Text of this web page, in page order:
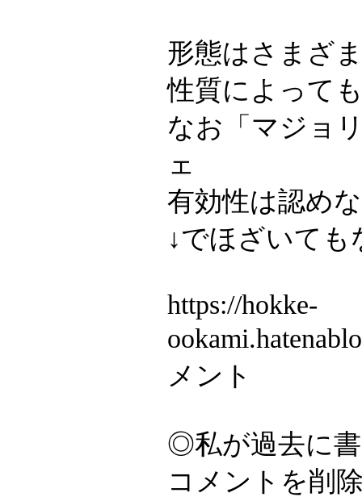
形態はさまざ
性質によって
なお「マジョ
ェ
有効性は認め
↓でほざいても
https://hokke-
メント
◎私が過去に
コメントを削